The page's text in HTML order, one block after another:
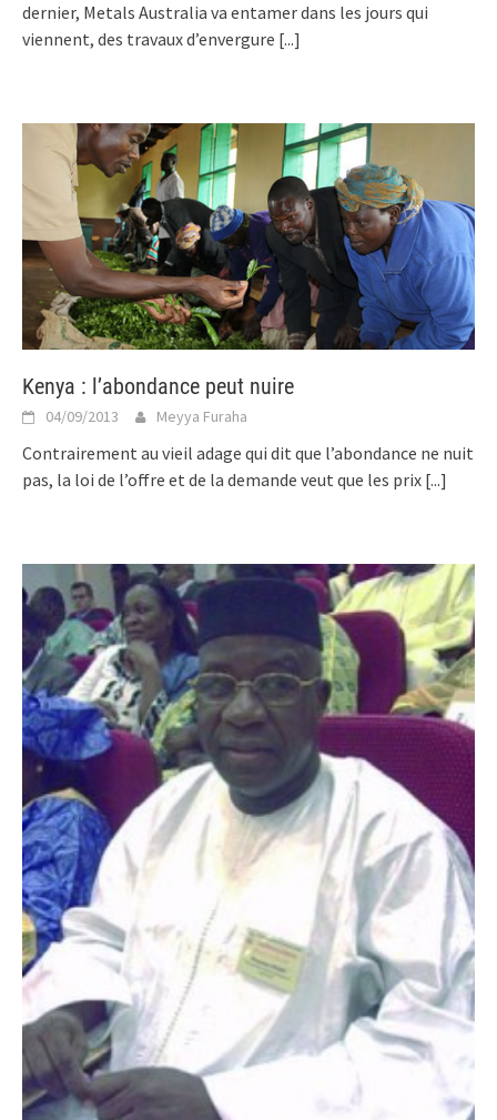
dernier, Metals Australia va entamer dans les jours qui
viennent, des travaux d’envergure [...]
Kenya : l’abondance peut nuire
04/09/2013 Meyya Furaha
Contrairement au vieil adage qui dit que l’abondance ne nuit
pas, la loi de l’offre et de la demande veut que les prix [...]